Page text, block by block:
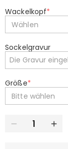
Wackelkopf*
Wählen
Sockelgravur
Größe*
Bitte wählen